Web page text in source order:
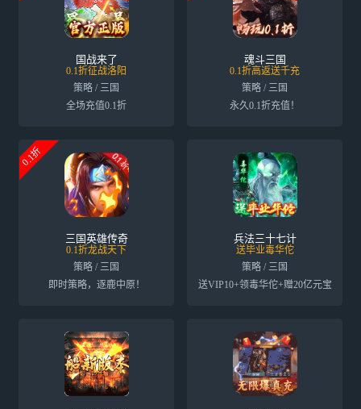
国战来了
0.1折征战洛阳
策略 / 三国
全场充值0.1折
魂斗三国
0.1折高返送千充
策略 / 三国
永久0.1折充值！
0.1折
三国英雄传奇
0.1折龙战天下
策略 / 三国
即时策略，逐鹿中原！
兵法三十七计
送毕业毒华佗
策略 / 三国
送VIP10+领毒华佗+赠20亿元宝